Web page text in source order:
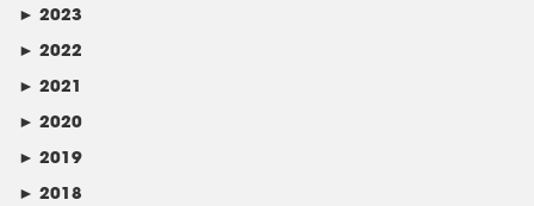
► 2023
► 2022
► 2021
► 2020
► 2019
► 2018